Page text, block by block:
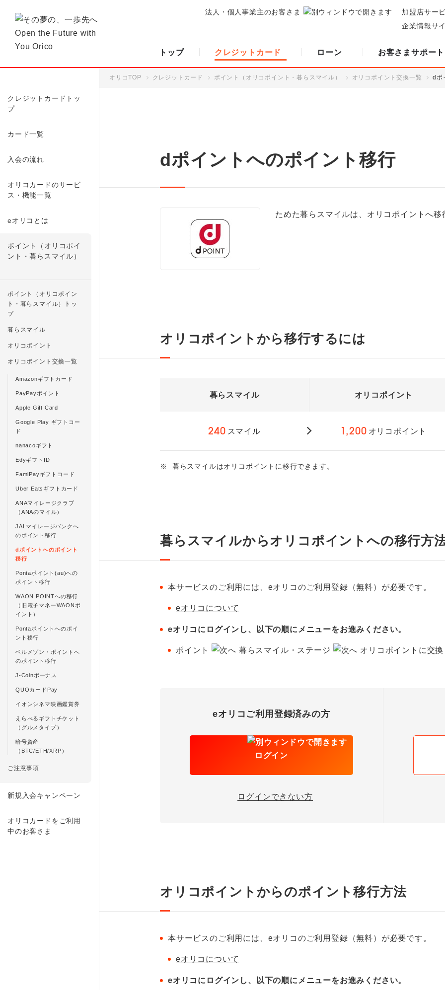
法人・個人事業主のお客さま
加盟店サー
企業情報サ
トップ クレジットカード ローン お客さまサポート
クレジットカードトッ
プ
カード一覧
入会の流れ
オリコカードのサービ
ス・機能一覧
eオリコとは
ポイント（オリコポイ
ント・暮らスマイル）
ポイント（オリコポイン
ト・暮らスマイル）トッ
プ
暮らスマイル
オリコポイント
オリコポイント交換一覧
Amazonギフトカード
PayPayポイント
Apple Gift Card
Google Play ギフトコー
ド
nanacoギフト
EdyギフトID
FamiPayギフトコード
Uber Eatsギフトカード
ANAマイレージクラブ
（ANAのマイル）
JALマイレージバンクへ
のポイント移行
dポイントへのポイント
移行
Pontaポイント(au)への
ポイント移行
WAON POINTへの移行
（旧電子マネーWAONポ
イント）
Pontaポイントへのポイ
ント移行
ベルメゾン・ポイントへ
のポイント移行
J-Coinボーナス
QUOカードPay
イオンシネマ映画鑑賞券
えらべるギフトチケット
（グルメタイプ）
暗号資産
（BTC/ETH/XRP）
ご注意事項
新規入会キャンペーン
オリコカードをご利用
中のお客さま
オリコTOP クレジットカード ポイント（オリコポイント・暮らスマイル） オリコポイント交換一覧 dポ
dポイントへのポイント移行
ためた暮らスマイルは、オリコポイントへ
オリコポイントから移行するには
暮らスマイル オリコポイント
240 スマイル 1,200 オリコポイント
※ 暮らスマイルはオリコポイントに移行できます。
暮らスマイルからオリコポイントへの移行方
本サービスのご利用には、eオリコのご利用登録（無料）が必要です。
eオリコについて
eオリコにログインし、以下の順にメニューをお進みください。
ポイント 暮らスマイル・ステージ オリコポイントに交換
eオリコご利用登録済みの方
ログイン
ログインできない方
オリコポイントからのポイント移行方法
本サービスのご利用には、eオリコのご利用登録（無料）が必要です。
eオリコについて
eオリコにログインし、以下の順にメニューをお進みください。